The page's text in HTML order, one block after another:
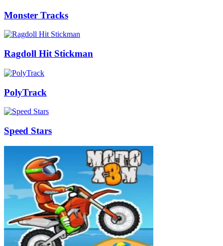
Monster Tracks
Ragdoll Hit Stickman
PolyTrack
Speed Stars